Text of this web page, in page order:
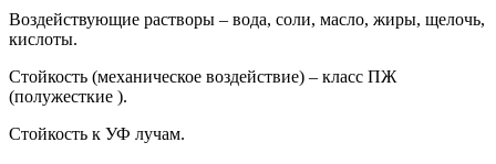
Воздействующие растворы – вода, соли, масло, жиры, щелочь,
кислоты.
Стойкость (механическое воздействие) – класс ПЖ
(полужесткие ).
Стойкость к УФ лучам.